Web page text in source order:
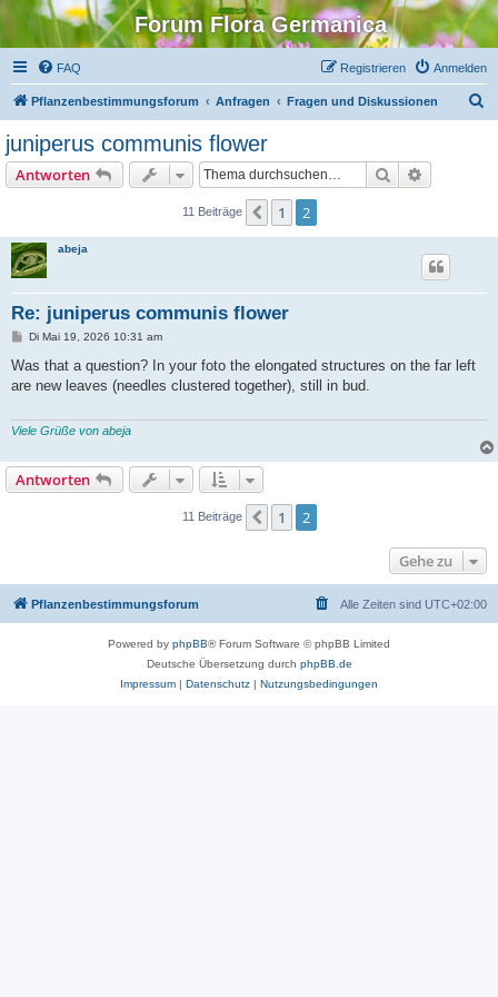
Forum Flora Germanica
FAQ Anmelden
Registrieren
Pflanzenbestimmungsforum Anfragen Fragen und Diskussionen
juniperus communis flower
Antworten Suche
11 Beiträge Vorherige
1 2
abeja
Re: juniperus communis flower
B
i
r
Di Mai 19, 2026 10:31 am
Was that a question? In your foto the elongated structures on the far left
are new leaves (needles clustered together), still in bud.
Viele Grüße von abeja
Antworten
11 Beiträge Vorherige
1 2
Gehe zu
Pflanzenbestimmungsforum Alle Zeiten sind UTC+02:00
Powered by phpBB® Forum Software © phpBB Limited
Deutsche Übersetzung durch phpBB.de
Impressum | Datenschutz | Nutzungsbedingungen